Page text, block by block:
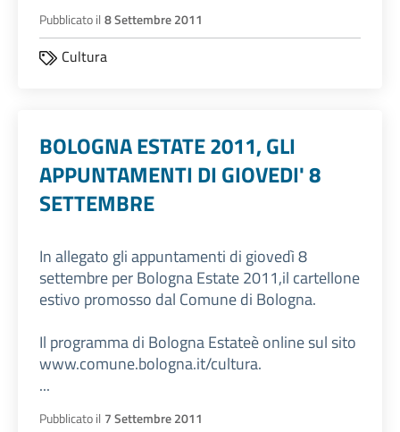
Pubblicato il 8 Settembre 2011
Cultura
BOLOGNA ESTATE 2011, GLI
APPUNTAMENTI DI GIOVEDI' 8
SETTEMBRE
In allegato gli appuntamenti di giovedì 8
settembre per Bologna Estate 2011,il cartellone
estivo promosso dal Comune di Bologna.
Il programma di Bologna Estateè online sul sito
www.comune.bologna.it/cultura.
...
Pubblicato il 7 Settembre 2011